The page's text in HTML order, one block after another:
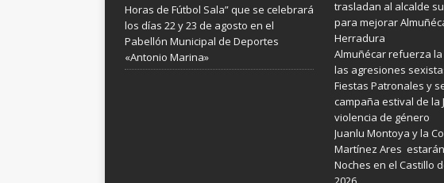
Horas de Fútbol Sala” que se celebrará
los días 22 y 23 de agosto en el
Pabellón Municipal de Deportes
«Antonio Marina»
trasladan al alcalde
para mejorar
Herradura
Almuñécar refuerza
las agresiones
Fiestas Patronales y
campaña estival de la
violencia de género
Juanlu Montoya y la
Martínez Ares
Noches en el Castillo